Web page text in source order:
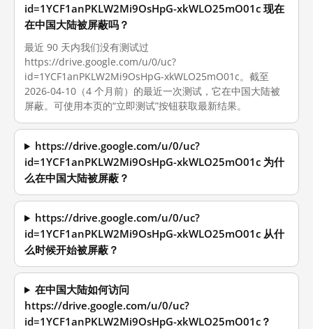
id=1YCF1anPKLW2Mi9OsHpG-xkWLO25mO01c 现在
在中国大陆被屏蔽吗？
最近 90 天内我们没有测试过
https://drive.google.com/u/0/uc?
id=1YCF1anPKLW2Mi9OsHpG-xkWLO25mO01c。截至
2026-04-10（4 个月前）的最近一次测试，它在中国大陆被
屏蔽。可使用本页的“立即测试”按钮获取最新结果。
https://drive.google.com/u/0/uc?
id=1YCF1anPKLW2Mi9OsHpG-xkWLO25mO01c 为什
么在中国大陆被屏蔽？
https://drive.google.com/u/0/uc?
id=1YCF1anPKLW2Mi9OsHpG-xkWLO25mO01c 从什
么时候开始被屏蔽？
在中国大陆如何访问
https://drive.google.com/u/0/uc?
id=1YCF1anPKLW2Mi9OsHpG-xkWLO25mO01c？